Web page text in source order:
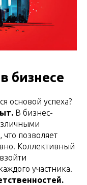
бизнесе
основой успеха?
В бизнес-
позволяет
Коллективный
участника.